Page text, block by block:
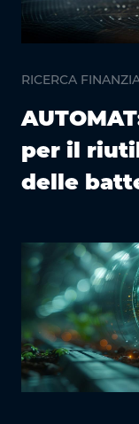
RICERCA
per il
delle